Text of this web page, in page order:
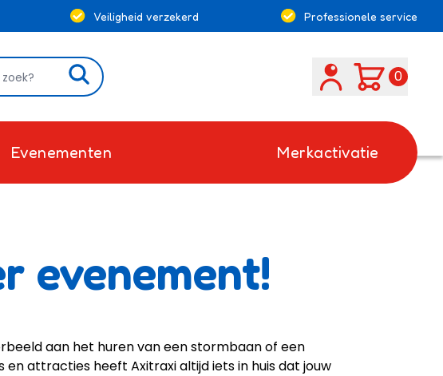
Veiligheid verzekerd Professionele service
Search 0
Evenementen Merkactivatie
evenement!
aan het huren van eenstormbaanof een
attracties heeft Axitraxi altijd iets in huis dat jouw